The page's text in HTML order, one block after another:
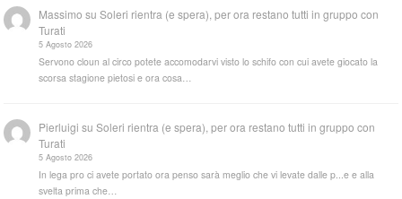
Massimo suSoleri rientra (e spera), per ora restano tutti in gruppo con
Turati
5 Agosto 2026
Servono cloun al circo potete accomodarvi visto lo schifo con cui avete giocato la
scorsa stagione pietosi e ora cosa…
Pierluigi suSoleri rientra (e spera), per ora restano tutti in gruppo con
Turati
5 Agosto 2026
In lega pro ci avete portato ora penso sarà meglio che vi levate dalle p...e e alla
svelta prima che…